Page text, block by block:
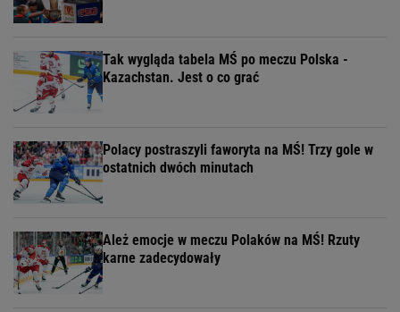
Tak wygląda tabela MŚ po meczu Polska -
Kazachstan. Jest o co grać
Polacy postraszyli faworyta na MŚ! Trzy gole w
ostatnich dwóch minutach
Ależ emocje w meczu Polaków na MŚ! Rzuty
karne zadecydowały